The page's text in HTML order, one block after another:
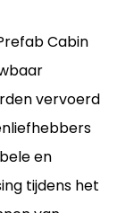
Cabin
vervoerd
en
tijdens het